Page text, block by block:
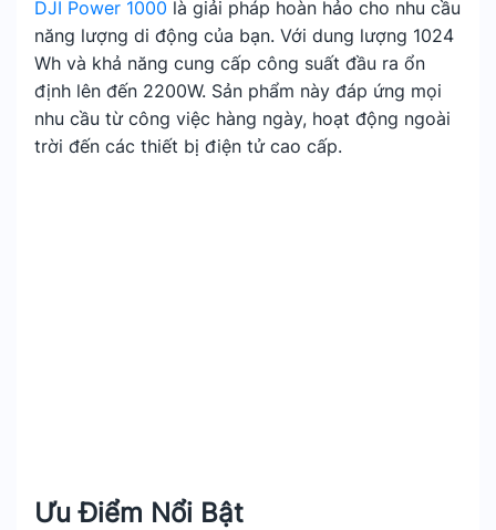
DJI Power 1000 là giải pháp hoàn hảo cho nhu cầu
năng lượng di động của bạn. Với dung lượng 1024
Wh và khả năng cung cấp công suất đầu ra ổn
định lên đến 2200W. Sản phẩm này đáp ứng mọi
nhu cầu từ công việc hàng ngày, hoạt động ngoài
trời đến các thiết bị điện tử cao cấp.
Ưu Điểm Nổi Bật